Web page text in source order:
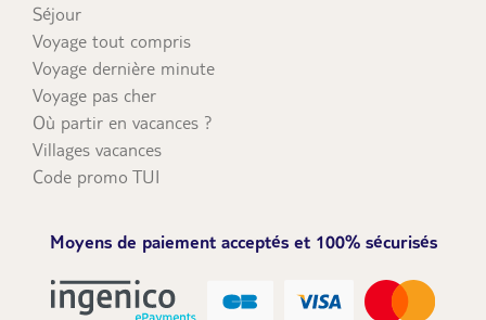
Séjour
Voyage tout compris
Voyage dernière minute
Voyage pas cher
Où partir en vacances ?
Villages vacances
Code promo TUI
Moyens de paiement acceptés et 100% sécurisés